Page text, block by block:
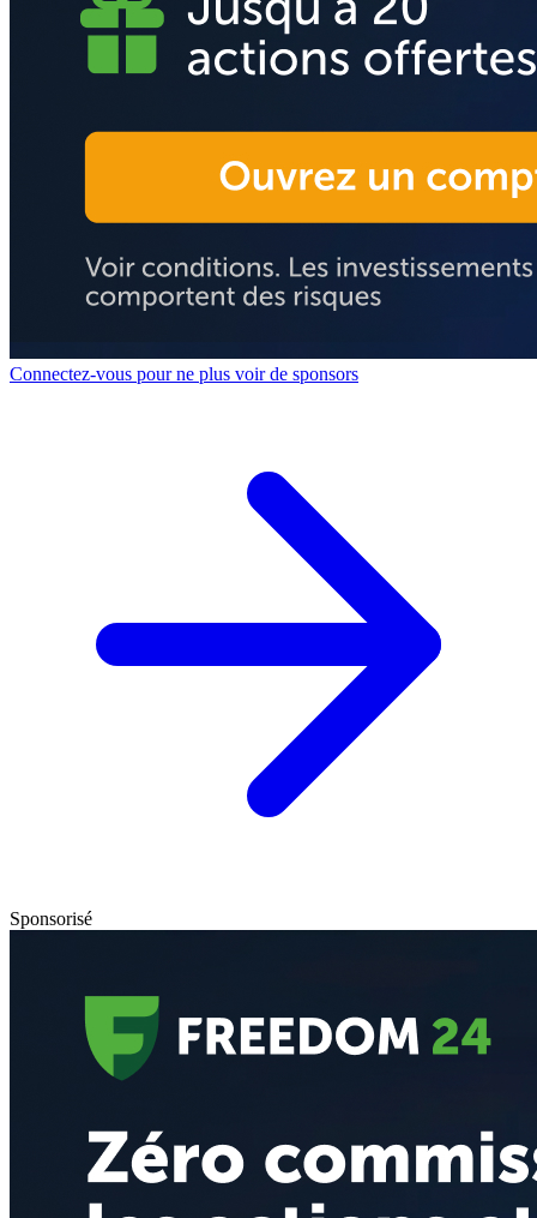
Connectez-vous pour ne plus voir de sponsors
Sponsorisé